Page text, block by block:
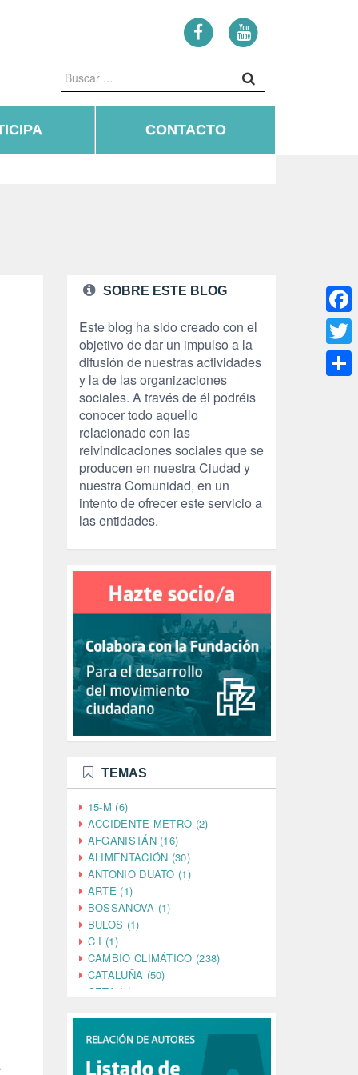
CONTACTO
SOBRE ESTE BLOG
Este blog ha sido creado con el
objetivo de dar un impulso a la
difusión de nuestras actividades
y la de las organizaciones
sociales. A través de él podréis
conocer todo aquello
relacionado con las
reivindicaciones sociales que se
producen en nuestra Ciudad y
nuestra Comunidad, en un
intento de ofrecer este servicio a
las entidades.
TEMAS
15-M (6)
ACCIDENTE METRO (2)
AFGANISTÁN (16)
ALIMENTACIÓN (30)
ANTONIO DUATO (1)
ARTE (1)
BOSSANOVA (1)
BULOS (1)
C I (1)
CAMBIO CLIMÁTICO (238)
CATALUÑA (50)
CETA (2)
CINE (35)
CIUDADANÍA (633)